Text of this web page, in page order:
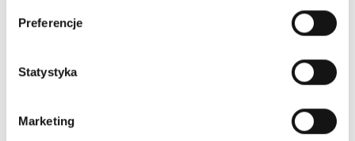
Preferencje
Statystyka
Marketing